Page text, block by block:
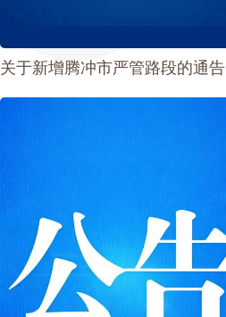
关于新增腾冲市严管路段的通告